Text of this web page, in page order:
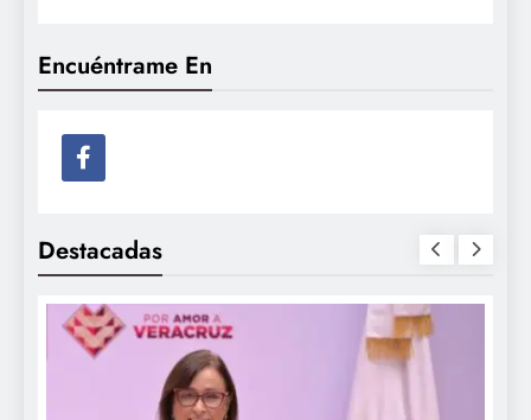
Encuéntrame En
Destacadas